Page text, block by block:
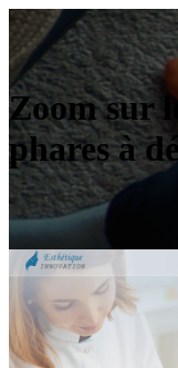
Zoom sur
phares à